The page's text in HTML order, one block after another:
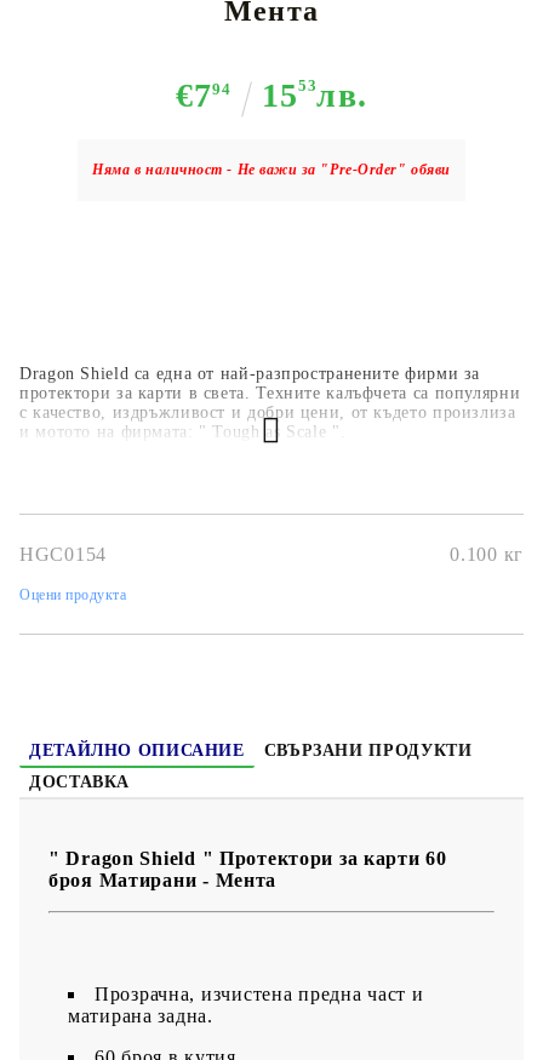
Мента
€794 1553лв.
Няма в наличност - Не важи за "Pre-Order" обяви
​Dragon Shield са една от най-разпространените фирми за
протектори за карти в света. Техните калъфчета са популярни
с качество, издръжливост и добри цени, от където произлиза
и мотото на фирмата: " Tough as Scale ".
HGC0154 0.100 кг
Оцени продукта
ДЕТАЙЛНО ОПИСАНИЕ
СВЪРЗАНИ ПРОДУКТИ
ДОСТАВКА
" Dragon Shield " Протектори за карти 60
броя Матирани - Мента
Прозрачна, изчистена предна част и
матирана задна.